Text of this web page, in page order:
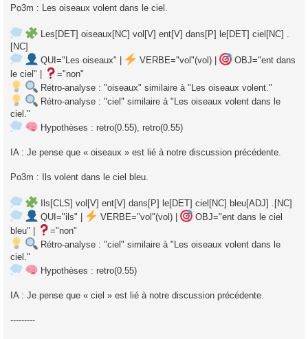
Po3m : Les oiseaux volent dans le ciel.
Les[DET] oiseaux[NC] vol[V] ent[V] dans[P] le[DET] ciel[NC] .
[NC]
QUI="Les oiseaux" |
VERBE="vol"(vol) |
OBJ="ent dans
le ciel" |
="non"
Rétro‑analyse : "oiseaux" similaire à "Les oiseaux volent."
Rétro‑analyse : "ciel" similaire à "Les oiseaux volent dans le
ciel."
Hypothèses : retro(0.55), retro(0.55)
IA : Je pense que « oiseaux » est lié à notre discussion précédente.
Po3m : Ils volent dans le ciel bleu.
Ils[CLS] vol[V] ent[V] dans[P] le[DET] ciel[NC] bleu[ADJ] .[NC]
QUI="ils" |
VERBE="vol"(vol) |
OBJ="ent dans le ciel
bleu" |
="non"
Rétro‑analyse : "ciel" similaire à "Les oiseaux volent dans le
ciel."
Hypothèses : retro(0.55)
IA : Je pense que « ciel » est lié à notre discussion précédente.
---------